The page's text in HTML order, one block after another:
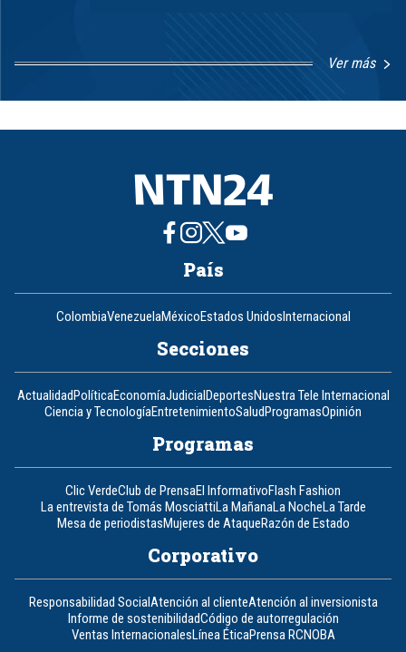
Ver más
1
8
País
ColombiaVenezuelaMéxicoEstados UnidosInternacional
Secciones
ActualidadPolíticaEconomíaJudicialDeportesNuestra Tele Internacional
Ciencia y TecnologíaEntretenimientoSaludProgramasOpinión
Programas
Clic VerdeClub de PrensaEl InformativoFlash Fashion
La entrevista de Tomás MosciattiLa MañanaLa NocheLa Tarde
Mesa de periodistasMujeres de AtaqueRazón de Estado
Corporativo
Responsabilidad SocialAtención al clienteAtención al inversionista
Informe de sostenibilidadCódigo de autorregulación
Ventas InternacionalesLínea ÉticaPrensa RCNOBA